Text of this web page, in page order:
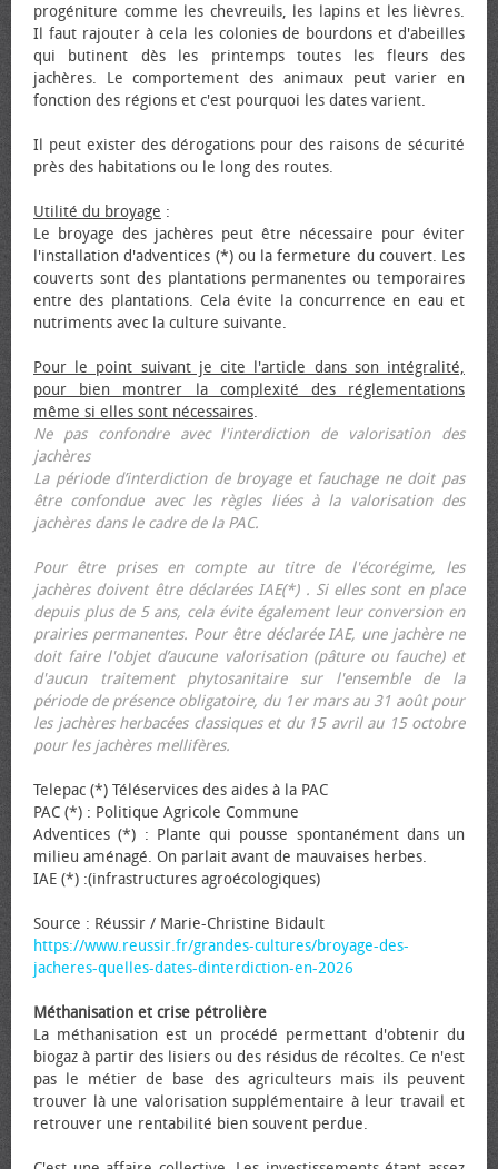
progéniture comme les chevreuils, les lapins et les lièvres.
Il faut rajouter à cela les colonies de bourdons et d'abeilles
qui butinent dès les printemps toutes les fleurs des
jachères. Le comportement des animaux peut varier en
fonction des régions et c'est pourquoi les dates varient.
Il peut exister des dérogations pour des raisons de sécurité
près des habitations ou le long des routes.
Utilité du broyage :
Le broyage des jachères peut être nécessaire pour éviter
l'installation d'adventices (*) ou la fermeture du couvert. Les
couverts sont des plantations permanentes ou temporaires
entre des plantations. Cela évite la concurrence en eau et
nutriments avec la culture suivante.
Pour le point suivant je cite l'article dans son intégralité,
pour bien montrer la complexité des réglementations
même si elles sont nécessaires.
Ne pas confondre avec l'interdiction de valorisation des
jachères
La période d’interdiction de broyage et fauchage ne doit pas
être confondue avec les règles liées à la valorisation des
jachères dans le cadre de la PAC.
Pour être prises en compte au titre de l'écorégime, les
jachères doivent être déclarées IAE(*) . Si elles sont en place
depuis plus de 5 ans, cela évite également leur conversion en
prairies permanentes. Pour être déclarée IAE, une jachère ne
doit faire l'objet d’aucune valorisation (pâture ou fauche) et
d'aucun traitement phytosanitaire sur l'ensemble de la
période de présence obligatoire, du 1er mars au 31 août pour
les jachères herbacées classiques et du 15 avril au 15 octobre
pour les jachères mellifères.
Telepac (*) Téléservices des aides à la PAC
PAC (*) : Politique Agricole Commune
Adventices (*) : Plante qui pousse spontanément dans un
milieu aménagé. On parlait avant de mauvaises herbes.
IAE (*) :(infrastructures agroécologiques)
Source : Réussir / Marie-Christine Bidault
https://www.reussir.fr/grandes-cultures/broyage-des-
jacheres-quelles-dates-dinterdiction-en-2026
Méthanisation et crise pétrolière
La méthanisation est un procédé permettant d'obtenir du
biogaz à partir des lisiers ou des résidus de récoltes. Ce n'est
pas le métier de base des agriculteurs mais ils peuvent
trouver là une valorisation supplémentaire à leur travail et
retrouver une rentabilité bien souvent perdue.